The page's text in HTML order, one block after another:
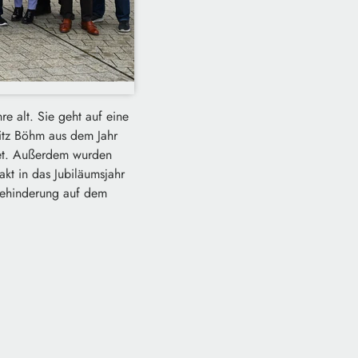
alt. Sie geht auf eine
Böhm aus dem Jahr
Außerdem wurden
in das Jubiläumsjahr
auf dem